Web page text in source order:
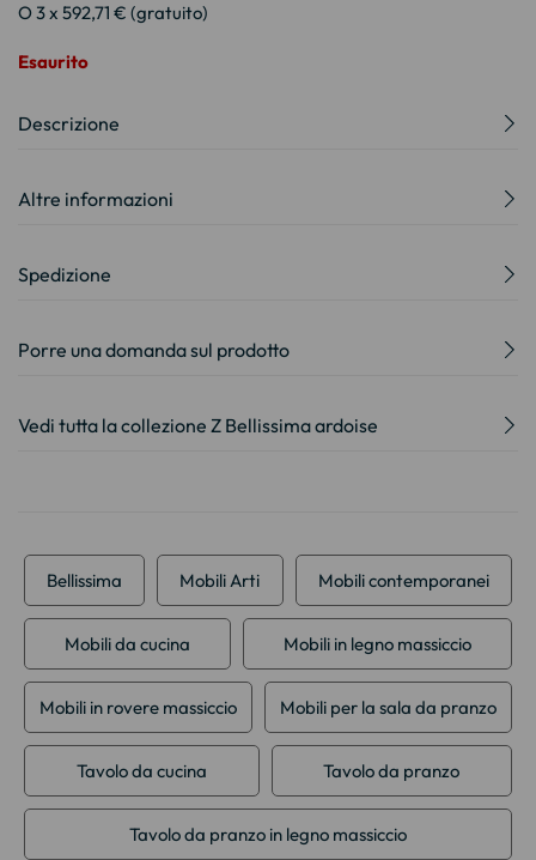
O 3 x 592,71 € (gratuito)
Esaurito
Descrizione
Altre informazioni
Spedizione
Porre una domanda sul prodotto
Vedi tutta la collezione Z Bellissima ardoise
Bellissima Mobili Arti Mobili contemporanei
Mobili da cucina Mobili in legno massiccio
Mobili in rovere massiccio Mobili per la sala da pranzo
Tavolo da cucina Tavolo da pranzo
Tavolo da pranzo in legno massiccio